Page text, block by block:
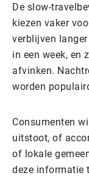
De slow-
kiezen vaker
verblijven
in een week, en
afvinken.
worden
Consumenten
uitstoot, of
of lokale
deze informatie